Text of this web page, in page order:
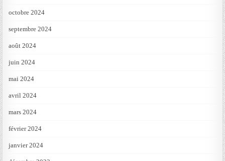
octobre 2024
septembre 2024
août 2024
juin 2024
mai 2024
avril 2024
mars 2024
février 2024
janvier 2024